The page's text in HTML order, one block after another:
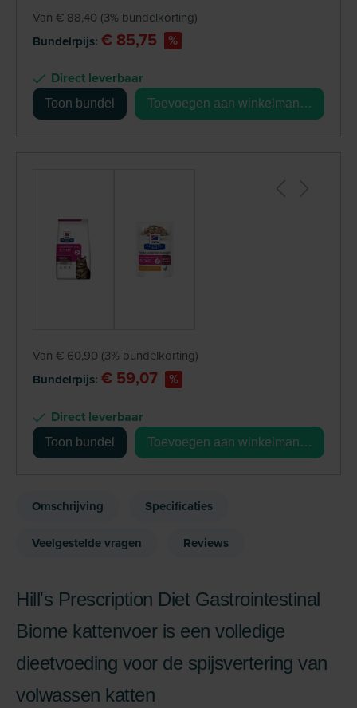
Van € 88,40 (3% bundelkorting)
Bundelrpijs: € 85,75 %
Direct leverbaar
Toon bundel Toevoegen aan winkelmandje
Van € 60,90 (3% bundelkorting)
Bundelrpijs: € 59,07 %
Direct leverbaar
Toon bundel Toevoegen aan winkelmandje
Omschrijving Specificaties
Veelgestelde vragen Reviews
Hill's Prescription Diet Gastrointestinal
Biome kattenvoer is een volledige
dieetvoeding voor de spijsvertering van
volwassen katten